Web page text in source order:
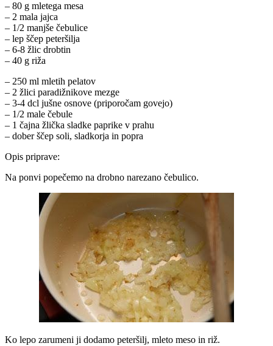
– 80 g mletega mesa
– 2 mala jajca
– 1/2 manjše čebulice
– lep ščep peteršilja
– 6-8 žlic drobtin
– 40 g riža
– 250 ml mletih pelatov
– 2 žlici paradižnikove mezge
– 3-4 dcl jušne osnove (priporočam govejo)
– 1/2 male čebule
– 1 čajna žlička sladke paprike v prahu
– dober ščep soli, sladkorja in popra
Opis priprave:
Na ponvi popečemo na drobno narezano čebulico.
Ko lepo zarumeni ji dodamo peteršilj, mleto meso in riž.